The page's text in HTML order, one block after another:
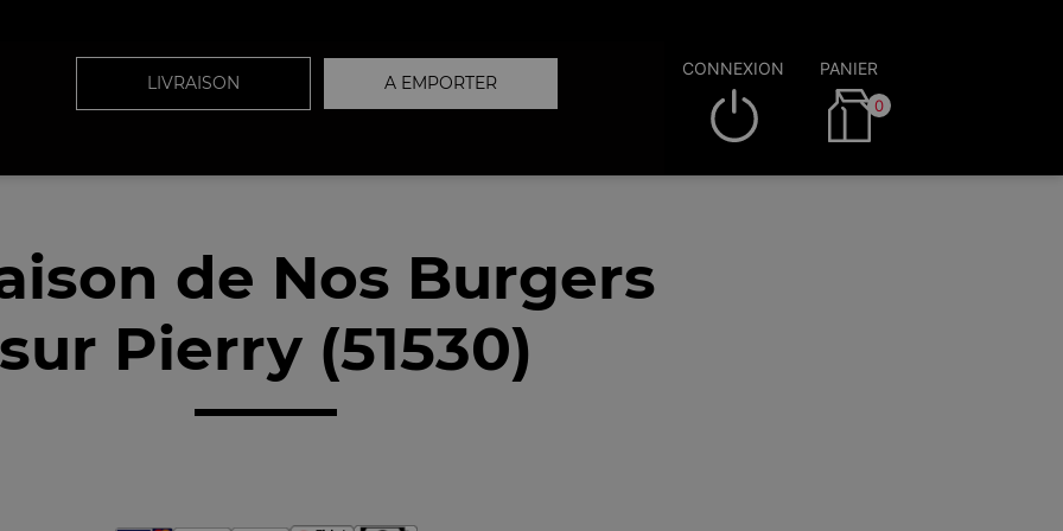
LIVRAISON A EMPORTER
CONNEXION PANIER
0
de Nos Burgers
sur Pierry (51530)